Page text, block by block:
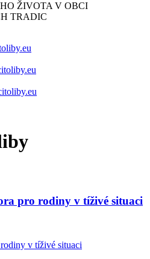
ŽIVOTA V OBCI
TRADIC
pro rodiny v tíživé situaci
v tíživé situaci